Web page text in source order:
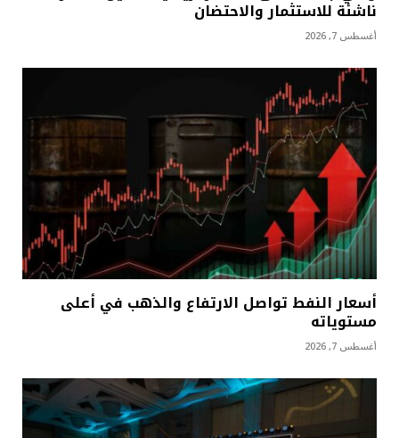
ناشئة للاستثمار والاحتضان
أغسطس 7, 2026
أسعار النفط تواصل الارتفاع والذهب في أعلى
مستوياته
أغسطس 7, 2026